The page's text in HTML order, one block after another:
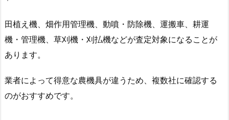
田植え機、畑作用管理機、動噴・防除機、運搬車、耕運
機・管理機、草刈機・刈払機などが査定対象になることが
あります。
業者によって得意な農機具が違うため、複数社に確認する
のがおすすめです。